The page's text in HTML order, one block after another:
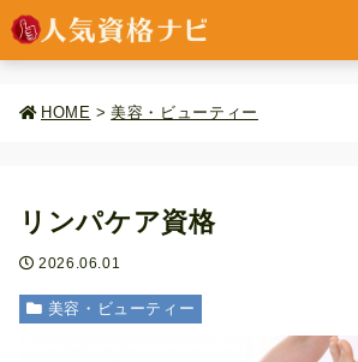
HOME > 美容・ビューティー
リンパケア資格
2026.06.01
美容・ビューティー